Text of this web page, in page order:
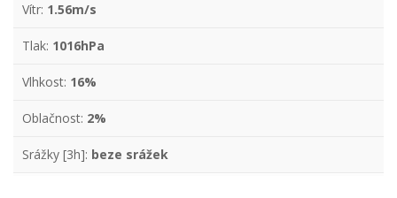
Vítr: 1.56m/s
Tlak: 1016hPa
Vlhkost: 16%
Oblačnost: 2%
Srážky [3h]: beze srážek